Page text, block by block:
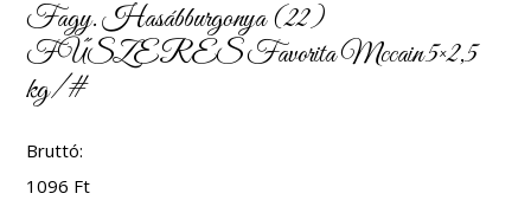
Fagy. Hasábburgonya (22)
FŰSZERES Favorita Mccain 5×2,5
kg/#
Bruttó:
1096 Ft